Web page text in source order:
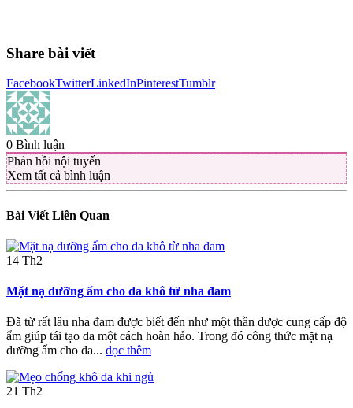
Share bài viết
FacebookTwitterLinkedInPinterestTumblr
0 Bình luận
Phản hồi nội tuyến
Xem tất cả bình luận
Bài Viết Liên Quan
14 Th2
Mặt nạ dưỡng ẩm cho da khô từ nha đam
Đã từ rất lâu nha đam được biết đến như một thần dược cung cấp độ
ẩm giúp tái tạo da một cách hoàn hảo. Trong đó công thức mặt nạ
dưỡng ẩm cho da... đọc thêm
21 Th2